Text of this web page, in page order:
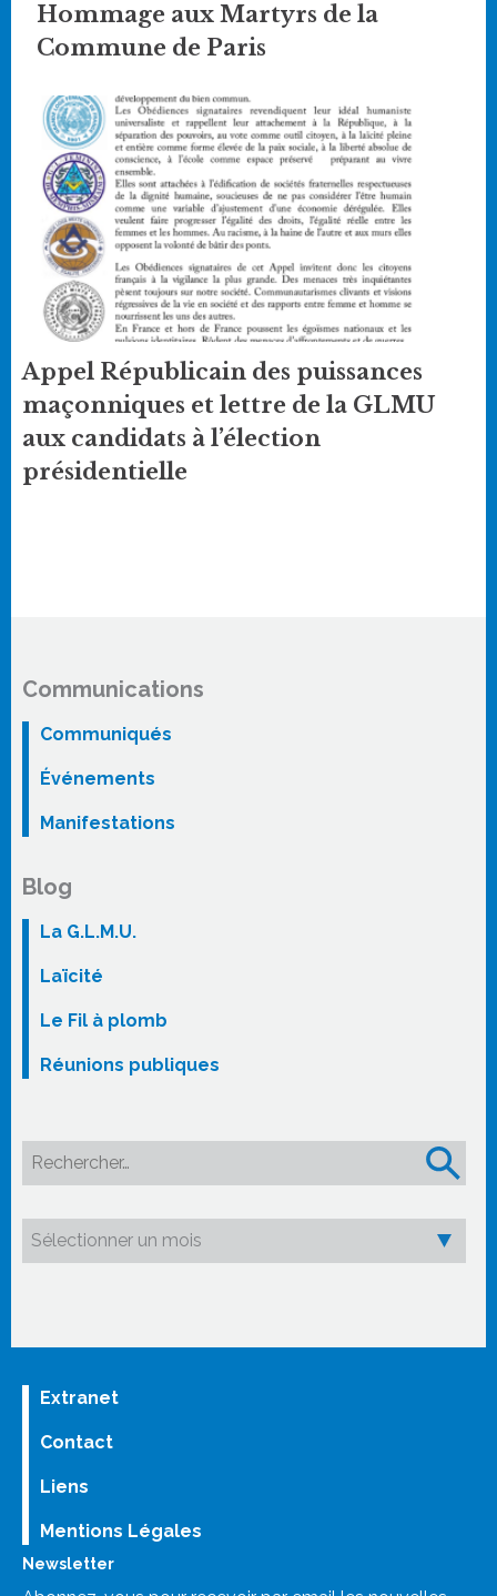
Hommage aux Martyrs de la
Commune de Paris
Appel Républicain des puissances
maçonniques et lettre de la GLMU
aux candidats à l’élection
présidentielle
Communications
Communiqués
Événements
Manifestations
Blog
La G.L.M.U.
Laïcité
Le Fil à plomb
Réunions publiques
Rechercher :
Extranet
Contact
Liens
Mentions Légales
Newsletter